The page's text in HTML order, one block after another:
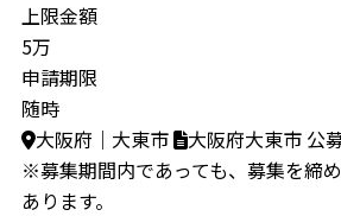
上限金額
5万
申請期限
随時
大阪府｜大東市
大阪府大東市 公
※募集期間内であっても、募集を締
あります。